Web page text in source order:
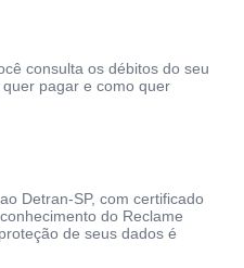
consulta os débitos do seu
pagar e como quer
Detran-SP, com certificado
do Reclame
de seus dados é